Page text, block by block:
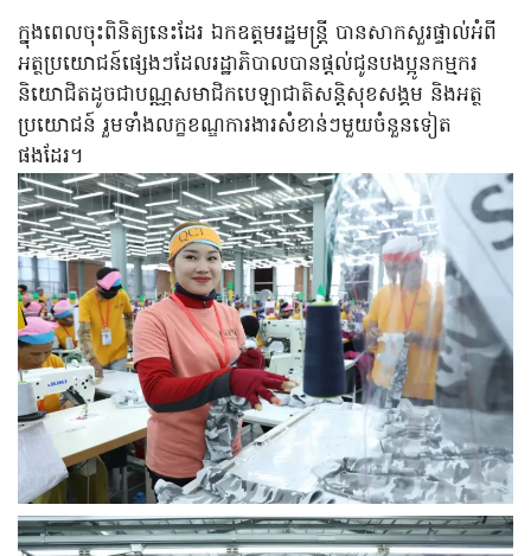
ក្នុងពេលចុះពិនិត្យនេះដែរ ឯកឧត្តមរដ្ឋមន្ត្រី បានសាកសួរផ្ទាល់អំពី
អត្ថប្រយោជន៍ផ្សេងៗដែលរដ្ឋាភិបាលបានផ្តល់ជូនបងប្អូនកម្មករ
និយោជិតដូចជាបណ្ណសមាជិកបេឡាជាតិសន្តិសុខសង្គម និងអត្ថ
ប្រយោជន៍ រួមទាំងលក្ខខណ្ឌការងារសំខាន់ៗមួយចំនួនទៀត
ផងដែរ។